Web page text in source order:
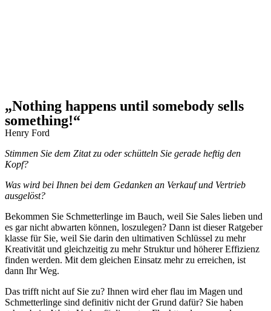
„Nothing happens until somebody sells
something!“
Henry Ford
Stimmen Sie dem Zitat zu oder schütteln Sie gerade heftig den
Kopf?
Was wird bei Ihnen bei dem Gedanken an Verkauf und Vertrieb
ausgelöst?
Bekommen Sie Schmetterlinge im Bauch, weil Sie Sales lieben und
es gar nicht abwarten können, loszulegen? Dann ist dieser Ratgeber
klasse für Sie, weil Sie darin den ultimativen Schlüssel zu mehr
Kreativität und gleichzeitig zu mehr Struktur und höherer Effizienz
finden werden. Mit dem gleichen Einsatz mehr zu erreichen, ist
dann Ihr Weg.
Das trifft nicht auf Sie zu? Ihnen wird eher flau im Magen und
Schmetterlinge sind definitiv nicht der Grund dafür? Sie haben